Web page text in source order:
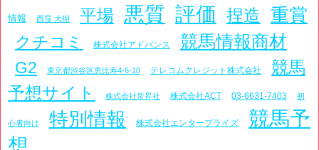
情報 西窪 大樹 平場 悪質 評価 捏造 重賞
クチコミ 株式会社アドバンス 競馬情報商材
G2 東京都渋谷区恵比寿4-6-10 テレコムクレジット株式会社
競馬
予想サイト
株式会社常昇社 株式会社ACT 03-6631-7403 初
心者向け 特別情報 株式会社エンタープライズ
競馬予